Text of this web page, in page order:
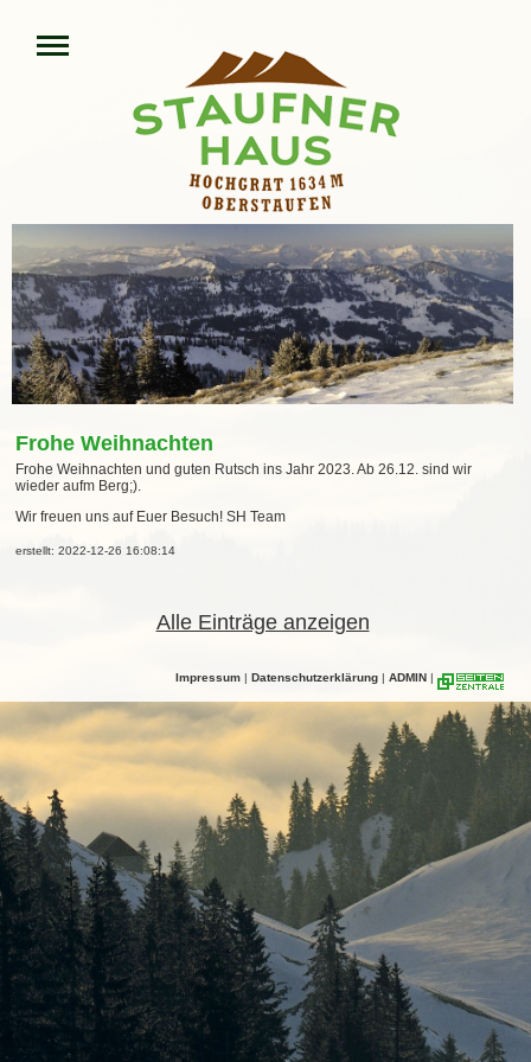
Frohe Weihnachten
Frohe Weihnachten und guten Rutsch ins Jahr 2023. Ab 26.12. sind wir
wieder aufm Berg;).
Wir freuen uns auf Euer Besuch! SH Team
erstellt: 2022-12-26 16:08:14
Alle Einträge anzeigen
Impressum | Datenschutzerklärung | ADMIN |